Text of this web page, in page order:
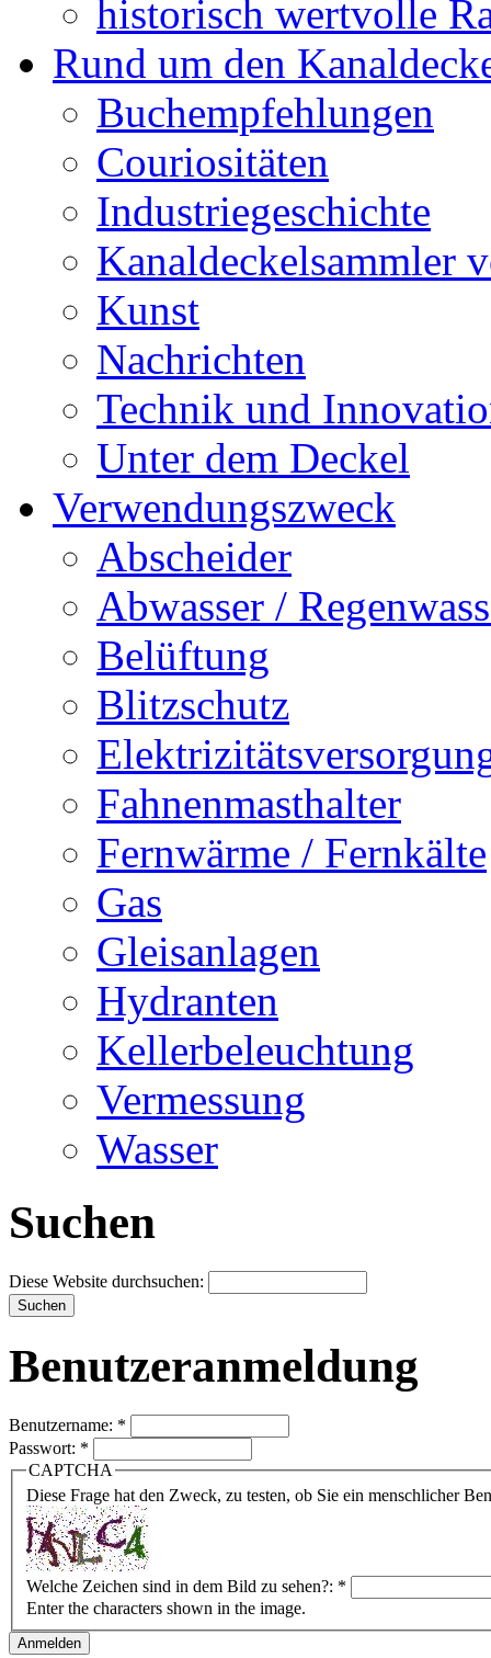
historisch wertvolle
Rund um den
Buchempfehlungen
Couriositäten
Industriegeschichte
Kanaldeckelsammler
Kunst
Nachrichten
Technik und
Unter dem Deckel
Verwendungszweck
Abscheider
Abwasser /
Belüftung
Blitzschutz
Fahnenmasthalter
Fernwärme / Fernkälte
Gas
Gleisanlagen
Hydranten
Kellerbeleuchtung
Vermessung
Wasser
Suchen
Diese Website durchsuchen:
Benutzeranmeldung
Benutzername: *
Passwort: *
CAPTCHA
Diese Frage hat den Zweck, zu testen, ob Sie ein menschlicher
Welche Zeichen sind in dem Bild zu sehen?: *
Enter the characters shown in the image.